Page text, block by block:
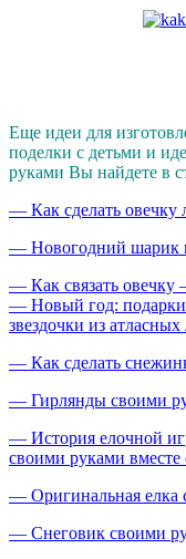
Еще идеи для
поделки с детьми и
руками Вы найдете в
— Как сделать овечку
— Новогодний шарик
— Как связать овечку
— Новый год:
звездочки из атласных
— Как сделать
— Гирлянды своими
— История елочной
своими руками вместе
— Оригинальная елка
— Снеговик своими